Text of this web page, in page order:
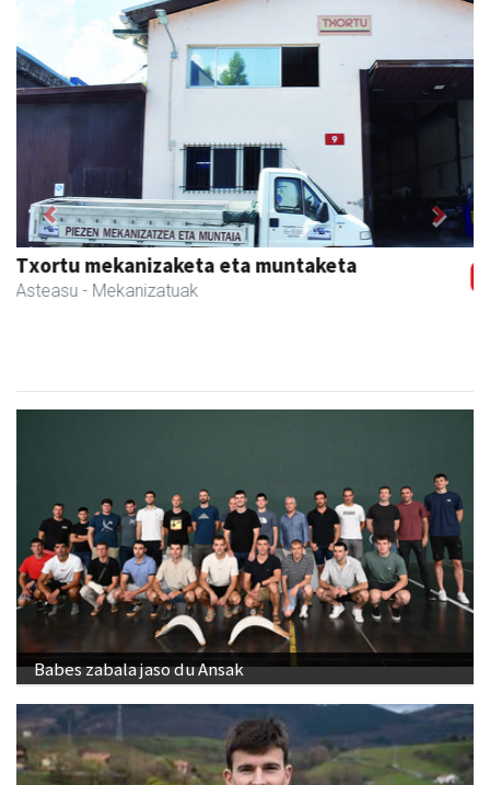
Goine esnekiak
Asteasu - Esnekiak
Previous Next
Babes zabala jaso du Ansak